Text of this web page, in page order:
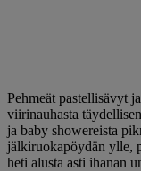
Pehmeät pastellisävyt
viirinauhasta
ja baby showereista
jälkiruokapöydän ylle,
heti alusta asti ihanan